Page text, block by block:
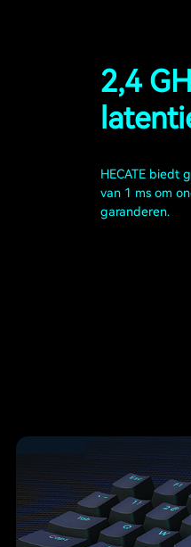
2,4
HECATE biedt
van 1 ms om
garanderen.